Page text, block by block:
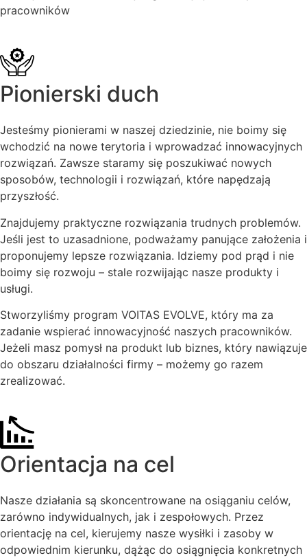
pracowników
Pionierski duch
Jesteśmy pionierami w naszej dziedzinie, nie boimy się
wchodzić na nowe terytoria i wprowadzać innowacyjnych
rozwiązań. Zawsze staramy się poszukiwać nowych
sposobów, technologii i rozwiązań, które napędzają
przyszłość.
Znajdujemy praktyczne rozwiązania trudnych problemów.
Jeśli jest to uzasadnione, podważamy panujące założenia i
proponujemy lepsze rozwiązania. Idziemy pod prąd i nie
boimy się rozwoju – stale rozwijając nasze produkty i
usługi.
Stworzyliśmy program VOITAS EVOLVE, który ma za
zadanie wspierać innowacyjność naszych pracowników.
Jeżeli masz pomysł na produkt lub biznes, który nawiązuje
do obszaru działalności firmy – możemy go razem
zrealizować.
Orientacja na cel
Nasze działania są skoncentrowane na osiąganiu celów,
zarówno indywidualnych, jak i zespołowych. Przez
orientację na cel, kierujemy nasze wysiłki i zasoby w
odpowiednim kierunku, dążąc do osiągnięcia konkretnych